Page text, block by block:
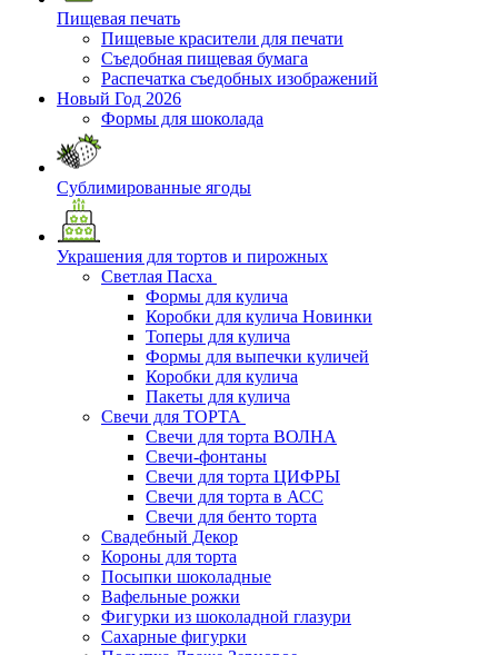
Пищевая печать
Пищевые красители для печати
Съедобная пищевая бумага
Распечатка съедобных изображений
Новый Год 2026
Формы для шоколада
Сублимированные ягоды
Украшения для тортов и пирожных
Светлая Пасха
Формы для кулича
Коробки для кулича Новинки
Топеры для кулича
Формы для выпечки куличей
Коробки для кулича
Пакеты для кулича
Свечи для ТОРТА
Свечи для торта ВОЛНА
Свечи-фонтаны
Свечи для торта ЦИФРЫ
Свечи для торта в АСС
Свечи для бенто торта
Свадебный Декор
Короны для торта
Посыпки шоколадные
Вафельные рожки
Фигурки из шоколадной глазури
Сахарные фигурки